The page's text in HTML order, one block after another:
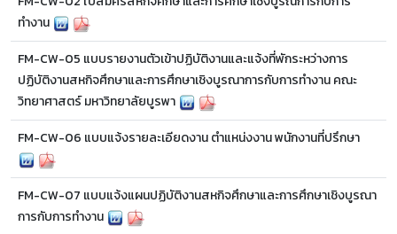
ทำงาน
FM-CW-05 แบบรายงานตัวเข้าปฏิบัติงานและแจ้งที่พักระหว่างการ
ปฏิบัติงานสหกิจศึกษาและการศึกษาเชิงบูรณาการกับการทำงาน คณะ
วิทยาศาสตร์ มหาวิทยาลัยบูรพา
FM-CW-06 แบบแจ้งรายละเอียดงาน ตำแหน่งงาน พนักงานที่ปรึกษา
FM-CW-07 แบบแจ้งแผนปฏิบัติงานสหกิจศึกษาและการศึกษาเชิงบูรณา
การกับการทำงาน